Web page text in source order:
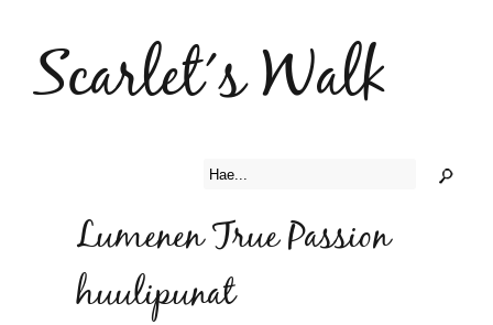
Scarlet´s Walk
Lumenen True Passion
huulipunat